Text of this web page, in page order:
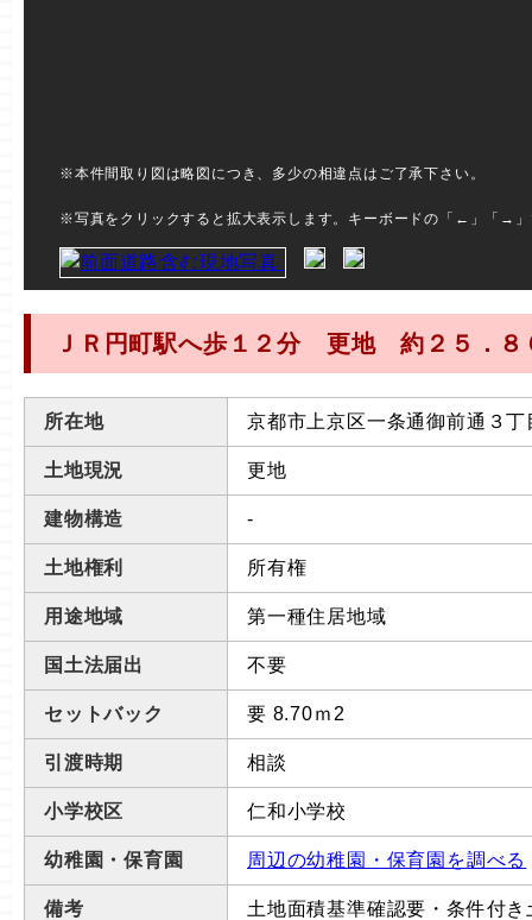
※本件間取り図は略図につき、多少の相違点はご了承下さい。
※写真をクリックすると拡大表示します。キーボードの「←」「→」
ＪＲ円町駅へ歩１２分 更地 約２５．
所在地 京都市上京区一条通御前通３丁
土地現況 更地
建物構造 -
土地権利 所有権
用途地域 第一種住居地域
国土法届出 不要
セットバック 要 8.70ｍ2
引渡時期 相談
小学校区 仁和小学校
幼稚園・保育園 周辺の幼稚園・保育園を調べる
備考 土地面積基準確認要・条件付